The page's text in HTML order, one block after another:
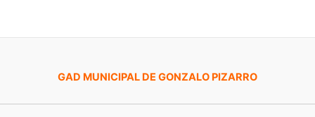
GAD MUNICIPAL DE GONZALO PIZARRO